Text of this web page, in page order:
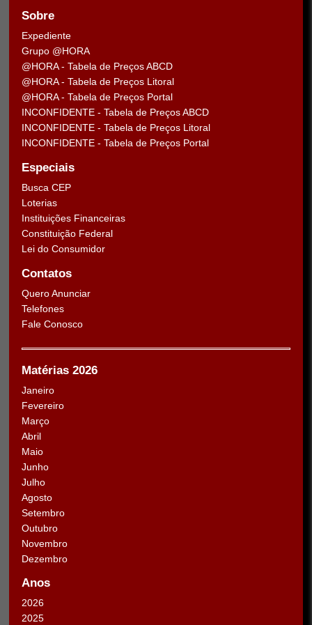
Sobre
Expediente
Grupo @HORA
@HORA - Tabela de Preços ABCD
@HORA - Tabela de Preços Litoral
@HORA - Tabela de Preços Portal
INCONFIDENTE - Tabela de Preços ABCD
INCONFIDENTE - Tabela de Preços Litoral
INCONFIDENTE - Tabela de Preços Portal
Especiais
Busca CEP
Loterias
Instituições Financeiras
Constituição Federal
Lei do Consumidor
Contatos
Quero Anunciar
Telefones
Fale Conosco
Matérias 2026
Janeiro
Fevereiro
Março
Abril
Maio
Junho
Julho
Agosto
Setembro
Outubro
Novembro
Dezembro
Anos
2026
2025